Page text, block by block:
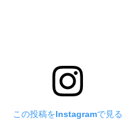
この投稿をInstagramで見る